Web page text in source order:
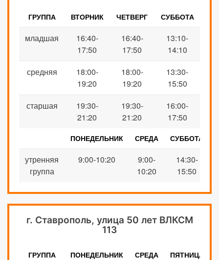
ГРУППА ВТОРНИК ЧЕТВЕРГ СУББОТА
младшая
16:40-
17:50
16:40-
17:50
13:10-
14:10
средняя
18:00-
19:20
18:00-
19:20
13:30-
15:50
старшая
19:30-
21:20
19:30-
21:20
16:00-
17:50
ПОНЕДЕЛЬНИК СРЕДА СУББОТА
утренняя
группа
9:00-10:20
9:00-
10:20
14:30-
15:50
г. Ставрополь, улица 50 лет ВЛКСМ
113
ГРУППА ПОНЕДЕЛЬНИК СРЕДА ПЯТНИЦА